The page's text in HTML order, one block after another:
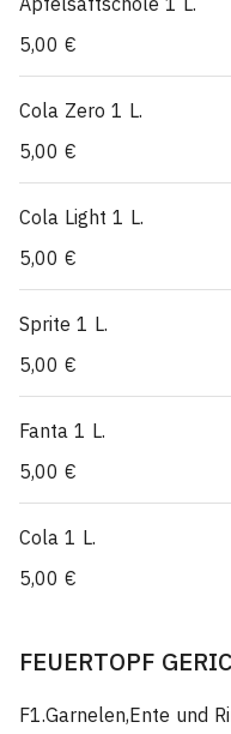
5,00 €
Cola Zero 1 L.
5,00 €
Cola Light 1 L.
5,00 €
Sprite 1 L.
5,00 €
Fanta 1 L.
5,00 €
Cola 1 L.
5,00 €
FEUERTOPF
F1.Garnelen,Ente und